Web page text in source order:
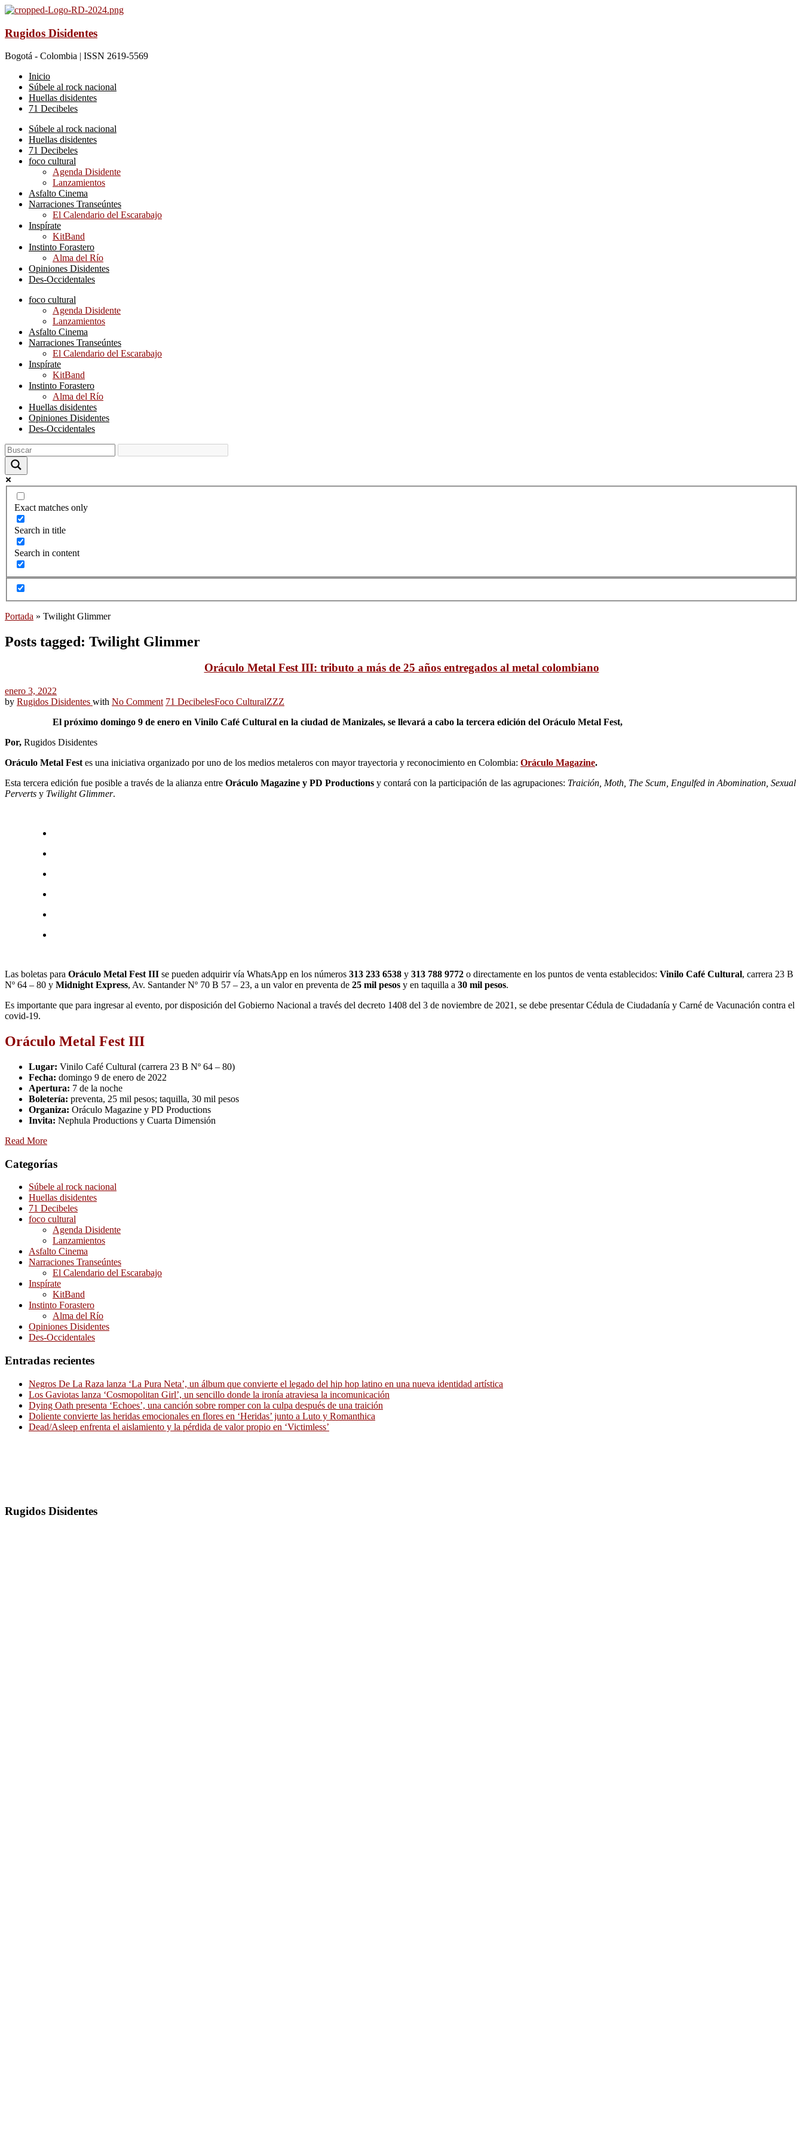
Rugidos Disidentes
Bogotá - Colombia | ISSN 2619-5569
Inicio
Súbele al rock nacional
Huellas disidentes
71 Decibeles
Súbele al rock nacional
Huellas disidentes
71 Decibeles
foco cultural
Agenda Disidente
Lanzamientos
Asfalto Cinema
Narraciones Transeúntes
El Calendario del Escarabajo
Inspírate
KitBand
Instinto Forastero
Alma del Río
Opiniones Disidentes
Des-Occidentales
foco cultural
Agenda Disidente
Lanzamientos
Asfalto Cinema
Narraciones Transeúntes
El Calendario del Escarabajo
Inspírate
KitBand
Instinto Forastero
Alma del Río
Huellas disidentes
Opiniones Disidentes
Des-Occidentales
Exact matches only
Search in title
Search in content
Portada » Twilight Glimmer
Posts tagged: Twilight Glimmer
Oráculo Metal Fest III: tributo a más de 25 años entregados al metal colombiano
enero 3, 2022
by Rugidos Disidentes with No Comment 71 DecibelesFoco CulturalZZZ
El próximo domingo 9 de enero en Vinilo Café Cultural en la ciudad de Manizales, se llevará a cabo la tercera edición del Oráculo Metal Fest,
Por, Rugidos Disidentes
Oráculo Metal Fest es una iniciativa organizado por uno de los medios metaleros con mayor trayectoria y reconocimiento en Colombia: Oráculo Magazine.
Esta tercera edición fue posible a través de la alianza entre Oráculo Magazine y PD Productions y contará con la participación de las agrupaciones: Traición, Moth, The Scum, Engulfed in Abomination, Sexual
Perverts y Twilight Glimmer.
Las boletas para Oráculo Metal Fest III se pueden adquirir vía WhatsApp en los números 313 233 6538 y 313 788 9772 o directamente en los puntos de venta establecidos: Vinilo Café Cultural, carrera 23 B
Nº 64 – 80 y Midnight Express, Av. Santander Nº 70 B 57 – 23, a un valor en preventa de 25 mil pesos y en taquilla a 30 mil pesos.
Es importante que para ingresar al evento, por disposición del Gobierno Nacional a través del decreto 1408 del 3 de noviembre de 2021, se debe presentar Cédula de Ciudadanía y Carné de Vacunación contra el
covid-19.
Oráculo Metal Fest III
Lugar: Vinilo Café Cultural (carrera 23 B Nº 64 – 80)
Fecha: domingo 9 de enero de 2022
Apertura: 7 de la noche
Boletería: preventa, 25 mil pesos; taquilla, 30 mil pesos
Organiza: Oráculo Magazine y PD Productions
Invita: Nephula Productions y Cuarta Dimensión
Read More
Categorías
Súbele al rock nacional
Huellas disidentes
71 Decibeles
foco cultural
Agenda Disidente
Lanzamientos
Asfalto Cinema
Narraciones Transeúntes
El Calendario del Escarabajo
Inspírate
KitBand
Instinto Forastero
Alma del Río
Opiniones Disidentes
Des-Occidentales
Entradas recientes
Negros De La Raza lanza ‘La Pura Neta’, un álbum que convierte el legado del hip hop latino en una nueva identidad artística
Los Gaviotas lanza ‘Cosmopolitan Girl’, un sencillo donde la ironía atraviesa la incomunicación
Dying Oath presenta ‘Echoes’, una canción sobre romper con la culpa después de una traición
Doliente convierte las heridas emocionales en flores en ‘Heridas’ junto a Luto y Romanthica
Dead/Asleep enfrenta el aislamiento y la pérdida de valor propio en ‘Victimless’
Rugidos Disidentes